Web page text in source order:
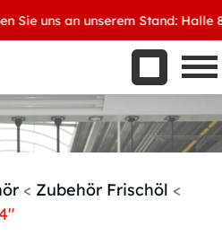
uns an unserem Stand: Halle 8,
werden
< Zubehör Frischöl <